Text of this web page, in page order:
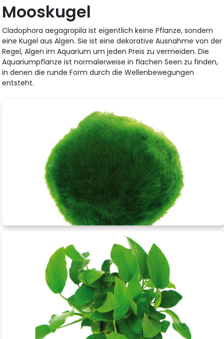
Mooskugel
Cladophora aegagropila ist eigentlich keine Pflanze, sondern
eine Kugel aus Algen. Sie ist eine dekorative Ausnahme von der
Regel, Algen im Aquarium um jeden Preis zu vermeiden. Die
Aquariumpflanze ist normalerweise in flachen Seen zu finden,
in denen die runde Form durch die Wellenbewegungen
entsteht.